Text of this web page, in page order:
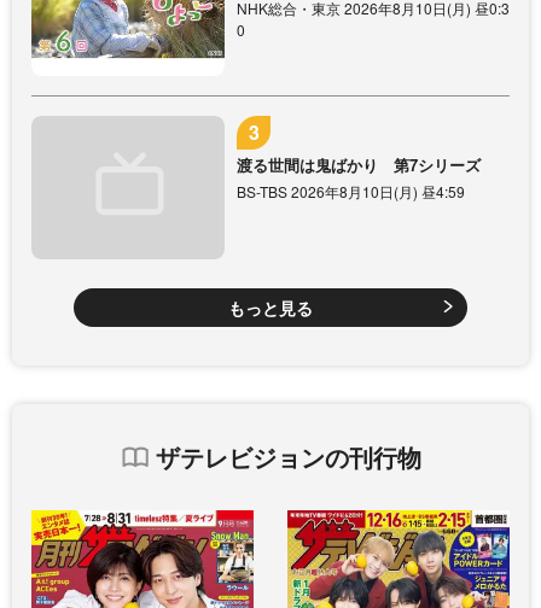
NHK総合・東京 2026年8月10日(月) 昼0:3
0
渡る世間は鬼ばかり 第7シリーズ
BS-TBS 2026年8月10日(月) 昼4:59
もっと見る
ザテレビジョンの刊行物